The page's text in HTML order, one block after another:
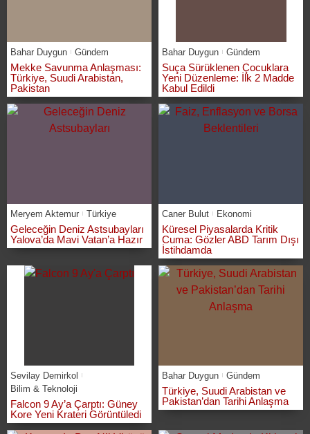
Bahar Duygun Gündem
Mekke Savunma Anlaşması:
Türkiye, Suudi Arabistan,
Pakistan
Bahar Duygun Gündem
Suça Sürüklenen Çocuklara
Yeni Düzenleme: İlk 2 Madde
Kabul Edildi
Meryem Aktemur Türkiye
Geleceğin Deniz Astsubayları
Yalova’da Mavi Vatan’a Hazır
Caner Bulut Ekonomi
Küresel Piyasalarda Kritik
Cuma: Gözler ABD Tarım Dışı
İstihdamda
Sevilay Demirkol
Bilim & Teknoloji
Falcon 9 Ay’a Çarptı: Güney
Kore Yeni Krateri Görüntüledi
Bahar Duygun Gündem
Türkiye, Suudi Arabistan ve
Pakistan’dan Tarihi Anlaşma